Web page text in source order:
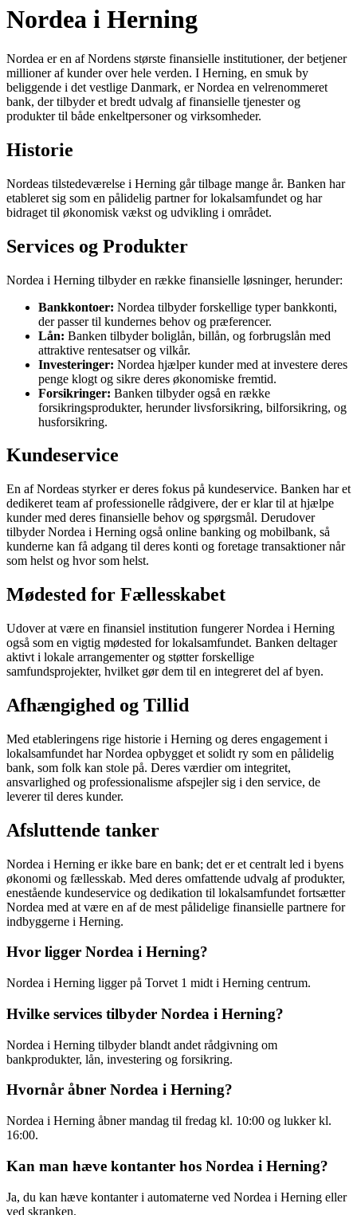
Nordea i Herning
Nordea er en af Nordens største finansielle institutioner, der betjener
millioner af kunder over hele verden. I Herning, en smuk by
beliggende i det vestlige Danmark, er Nordea en velrenommeret
bank, der tilbyder et bredt udvalg af finansielle tjenester og
produkter til både enkeltpersoner og virksomheder.
Historie
Nordeas tilstedeværelse i Herning går tilbage mange år. Banken har
etableret sig som en pålidelig partner for lokalsamfundet og har
bidraget til økonomisk vækst og udvikling i området.
Services og Produkter
Nordea i Herning tilbyder en række finansielle løsninger, herunder:
Bankkontoer: Nordea tilbyder forskellige typer bankkonti,
der passer til kundernes behov og præferencer.
Lån: Banken tilbyder boliglån, billån, og forbrugslån med
attraktive rentesatser og vilkår.
Investeringer: Nordea hjælper kunder med at investere deres
penge klogt og sikre deres økonomiske fremtid.
Forsikringer: Banken tilbyder også en række
forsikringsprodukter, herunder livsforsikring, bilforsikring, og
husforsikring.
Kundeservice
En af Nordeas styrker er deres fokus på kundeservice. Banken har et
dedikeret team af professionelle rådgivere, der er klar til at hjælpe
kunder med deres finansielle behov og spørgsmål. Derudover
tilbyder Nordea i Herning også online banking og mobilbank, så
kunderne kan få adgang til deres konti og foretage transaktioner når
som helst og hvor som helst.
Mødested for Fællesskabet
Udover at være en finansiel institution fungerer Nordea i Herning
også som en vigtig mødested for lokalsamfundet. Banken deltager
aktivt i lokale arrangementer og støtter forskellige
samfundsprojekter, hvilket gør dem til en integreret del af byen.
Afhængighed og Tillid
Med etableringens rige historie i Herning og deres engagement i
lokalsamfundet har Nordea opbygget et solidt ry som en pålidelig
bank, som folk kan stole på. Deres værdier om integritet,
ansvarlighed og professionalisme afspejler sig i den service, de
leverer til deres kunder.
Afsluttende tanker
Nordea i Herning er ikke bare en bank; det er et centralt led i byens
økonomi og fællesskab. Med deres omfattende udvalg af produkter,
enestående kundeservice og dedikation til lokalsamfundet fortsætter
Nordea med at være en af ​​de mest pålidelige finansielle partnere for
indbyggerne i Herning.
Hvor ligger Nordea i Herning?
Nordea i Herning ligger på Torvet 1 midt i Herning centrum.
Hvilke services tilbyder Nordea i Herning?
Nordea i Herning tilbyder blandt andet rådgivning om
bankprodukter, lån, investering og forsikring.
Hvornår åbner Nordea i Herning?
Nordea i Herning åbner mandag til fredag kl. 10:00 og lukker kl.
16:00.
Kan man hæve kontanter hos Nordea i Herning?
Ja, du kan hæve kontanter i automaterne ved Nordea i Herning eller
ved skranken.